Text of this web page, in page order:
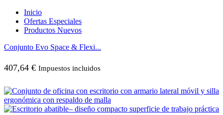
Inicio
Ofertas Especiales
Productos Nuevos
Conjunto Evo Space & Flexi...
407,64 € Impuestos incluidos